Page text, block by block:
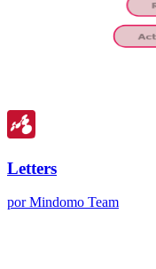
Letters
por Mindomo Team